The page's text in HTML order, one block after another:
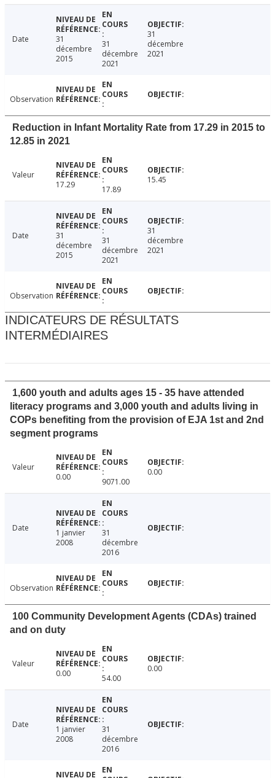
Date
31
décembre
2015
31
décembre
2021
31
décembre
2021
Observation
Reduction in Infant Mortality Rate from 17.29 in 2015 to
12.85 in 2021
Valeur
17.29
17.89
15.45
Date
31
décembre
2015
31
décembre
2021
31
décembre
2021
Observation
INDICATEURS DE RÉSULTATS
INTERMÉDIAIRES
1,600 youth and adults ages 15 - 35 have attended
literacy programs and 3,000 youth and adults living in
COPs benefiting from the provision of EJA 1st and 2nd
segment programs
Valeur
0.00
9071.00
0.00
Date
1 janvier
2008
31
décembre
2016
Observation
100 Community Development Agents (CDAs) trained
and on duty
Valeur
0.00
54.00
0.00
Date
1 janvier
2008
31
décembre
2016